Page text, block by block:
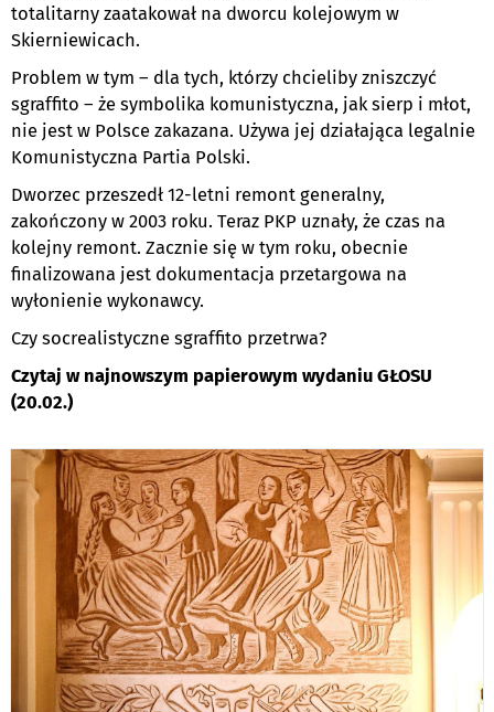
totalitarny zaatakował na dworcu kolejowym w
Skierniewicach.
Problem w tym – dla tych, którzy chcieliby zniszczyć
sgraffito – że symbolika komunistyczna, jak sierp i młot,
nie jest w Polsce zakazana. Używa jej działająca legalnie
Komunistyczna Partia Polski.
Dworzec przeszedł 12-letni remont generalny,
zakończony w 2003 roku. Teraz PKP uznały, że czas na
kolejny remont. Zacznie się w tym roku, obecnie
finalizowana jest dokumentacja przetargowa na
wyłonienie wykonawcy.
Czy socrealistyczne sgraffito przetrwa?
Czytaj w najnowszym papierowym wydaniu GŁOSU
(20.02.)